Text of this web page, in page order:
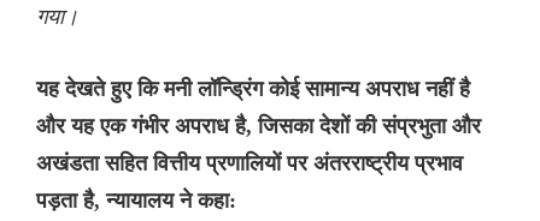
गया।
यह देखते हुए कि मनी लॉन्ड्रिंग कोई सामान्य अपराध नहीं है
और यह एक गंभीर अपराध है, जिसका देशों की संप्रभुता और
अखंडता सहित वित्तीय प्रणालियों पर अंतरराष्ट्रीय प्रभाव
पड़ता है, न्यायालय ने कहा: